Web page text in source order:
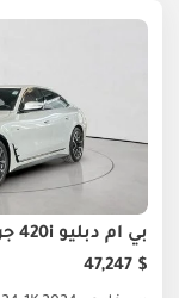
بي أم دبليو 420i جران كوبيه
$ 47,247